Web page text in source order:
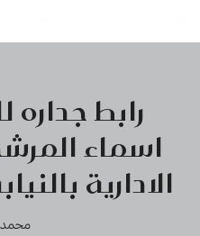
رابط جداره
اسماء
الادارية